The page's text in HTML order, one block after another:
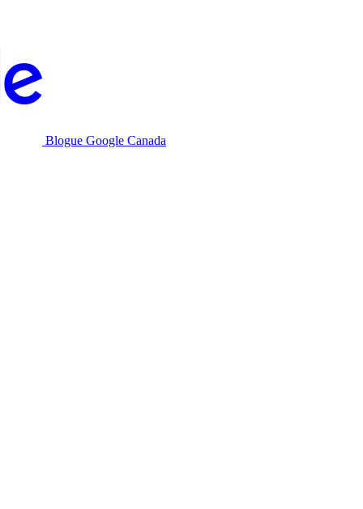
Blogue Google Canada